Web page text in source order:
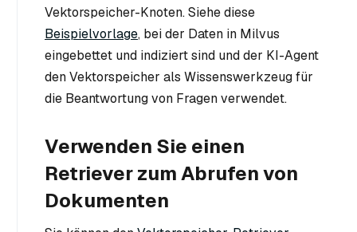
Vektorspeicher-Knoten. Siehe diese
Beispielvorlage, bei der Daten in Milvus
eingebettet und indiziert sind und der KI-Agent
den Vektorspeicher als Wissenswerkzeug für
die Beantwortung von Fragen verwendet.
Verwenden Sie einen
Retriever zum Abrufen von
Dokumenten